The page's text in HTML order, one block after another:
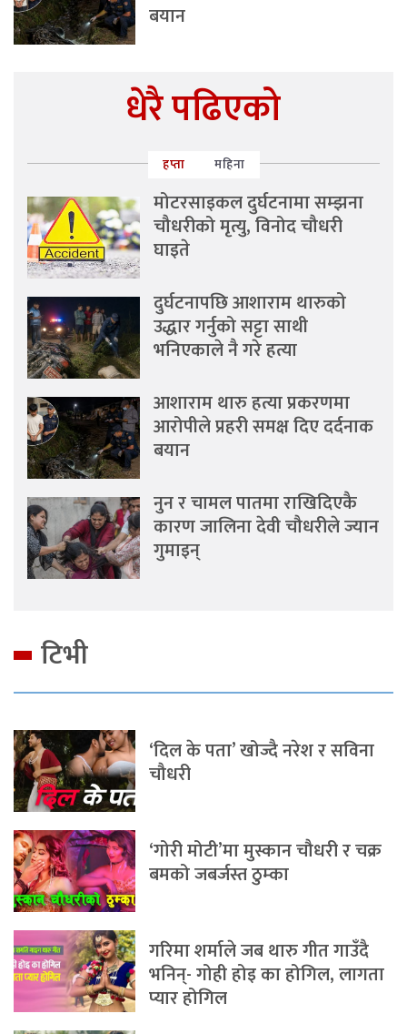
बयान
धेरै पढिएको
हप्ता महिना
मोटरसाइकल दुर्घटनामा सम्झना
चौधरीको मृत्यु, विनोद चौधरी
घाइते
दुर्घटनापछि आशाराम थारुको
उद्धार गर्नुको सट्टा साथी
भनिएकाले नै गरे हत्या
आशाराम थारु हत्या प्रकरणमा
आरोपीले प्रहरी समक्ष दिए दर्दनाक
बयान
नुन र चामल पातमा राखिदिएकै
कारण जालिना देवी चौधरीले ज्यान
गुमाइन्
टिभी
‘दिल के पता’ खोज्दै नरेश र सविना
चौधरी
‘गोरी मोटी’मा मुस्कान चौधरी र चक्र
बमको जबर्जस्त ठुम्का
गरिमा शर्माले जब थारु गीत गाउँदै
भनिन्- गोही होइ का होगिल, लागता
प्यार होगिल